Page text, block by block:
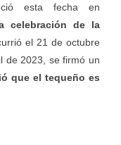
esta fecha en
celebración de la
el 21 de octubre
de 2023, se firmó un
que el tequeño es